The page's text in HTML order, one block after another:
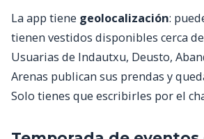
La app tiene geolocalización:
tienen vestidos disponibles cerca
Usuarias de Indautxu, Deusto,
Arenas publican sus prendas y
Solo tienes que escribirles por el